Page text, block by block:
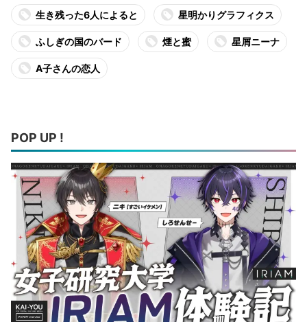
生き残った6人によると 星明かりグラフィクス
ふしぎの国のバード 煙と蜜 星屑ニーナ
A子さんの恋人
POP UP !